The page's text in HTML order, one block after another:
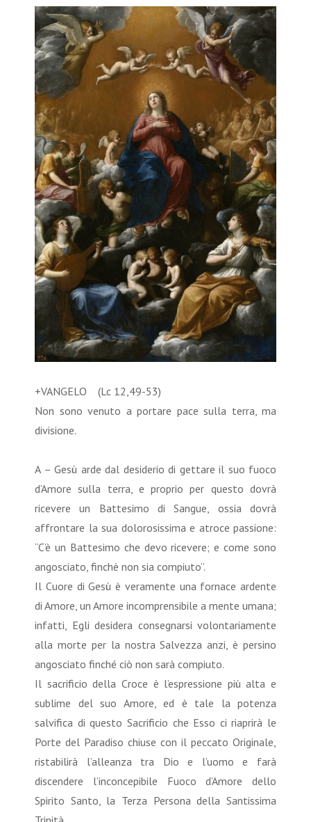
+VANGELO (Lc 12,49-53)
Non sono venuto a portare pace sulla terra, ma
divisione.
A – Gesù arde dal desiderio di gettare il suo fuoco
d’Amore sulla terra, e proprio per questo dovrà
ricevere un Battesimo di Sangue, ossia dovrà
affrontare la sua dolorosissima e atroce passione:
“C’è un Battesimo che devo ricevere; e come sono
angosciato, finchè non sia compiuto”.
Il Cuore di Gesù è veramente una fornace ardente
di Amore, un Amore incomprensibile a mente umana;
infatti, Egli desidera consegnarsi volontariamente
alla morte per la nostra Salvezza anzi, è persino
angosciato finché ciò non sarà compiuto.
Il sacrificio della Croce è l’espressione più alta e
sublime del suo Amore, ed è tale la potenza
salvifica di questo Sacrificio che Esso ci riaprirà le
Porte del Paradiso chiuse con il peccato Originale,
ristabilirà l’alleanza tra Dio e l’uomo e farà
discendere l’inconcepibile Fuoco d’Amore dello
Spirito Santo, la Terza Persona della Santissima